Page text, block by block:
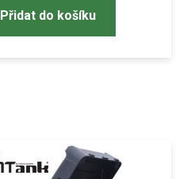
Přidat do košíku